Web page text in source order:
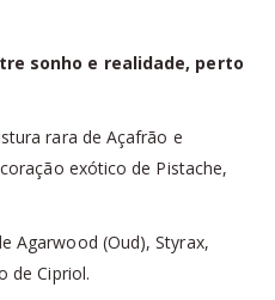
sonho e realidade, perto
rara de Açafrão e
exótico de Pistache,
Agarwood (Oud), Styrax,
de Cipriol.